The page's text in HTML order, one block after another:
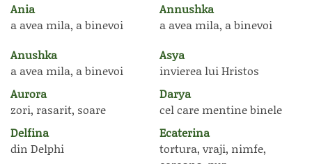
Ania
a avea mila, a binevoi
Annushka
a avea mila, a binevoi
Anushka
a avea mila, a binevoi
Asya
invierea lui Hristos
Aurora
zori, rasarit, soare
Darya
cel care mentine binele
Delfina
din Delphi
Ecaterina
tortura, vraji, nimfe,